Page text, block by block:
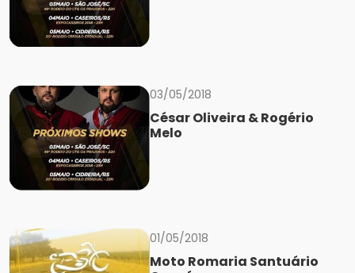
03/05/2018
César Oliveira & Rogério
Melo
01/05/2018
Moto Romaria Santuário